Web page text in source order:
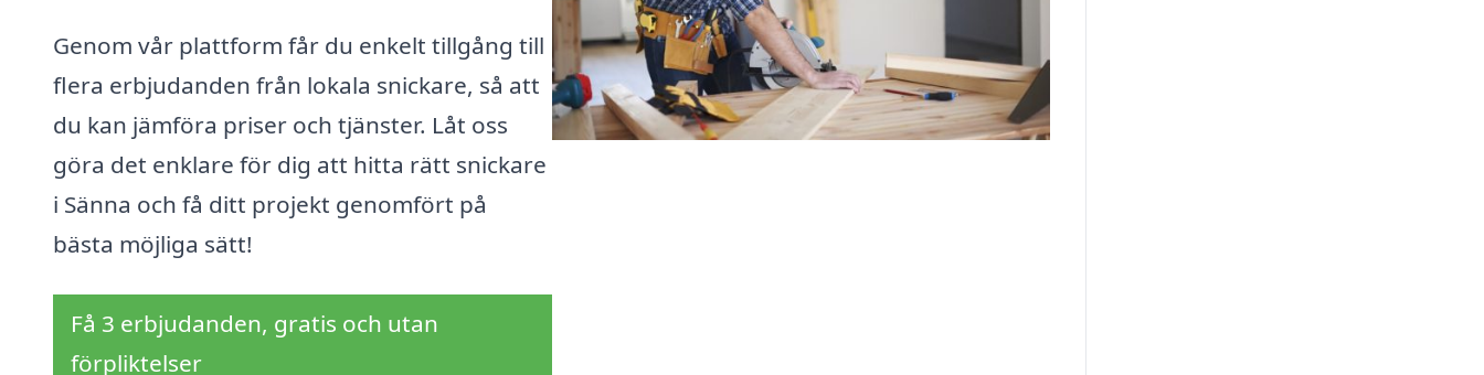
Genom vår plattform får du enkelt tillgång till
flera erbjudanden från lokala snickare, så att
du kan jämföra priser och tjänster. Låt oss
göra det enklare för dig att hitta rätt snickare
i Sänna och få ditt projekt genomfört på
bästa möjliga sätt!
Få 3 erbjudanden, gratis och utan
förpliktelser